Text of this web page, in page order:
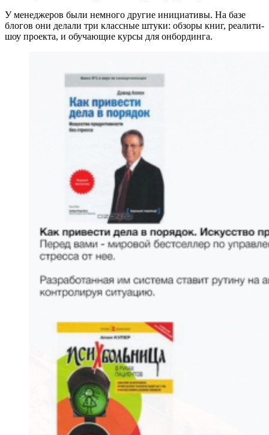
У менеджеров были немного другие инициативы. На базе
блогов они делали три классные штуки: обзоры книг, реалити-
шоу проекта, и обучающие курсы для онбординга.